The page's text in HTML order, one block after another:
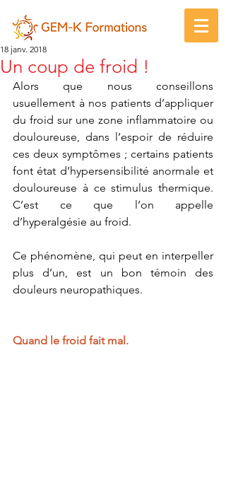
Un coup de froid !
18 janv. 2018
Alors que nous conseillons
usuellement à nos patients d’appliquer
du froid sur une zone inflammatoire ou
douloureuse, dans l’espoir de réduire
ces deux symptômes ; certains patients
font état d’hypersensibilité anormale et
douloureuse à ce stimulus thermique.
C’est ce que l’on appelle
d’hyperalgésie au froid.
Ce phénomène, qui peut en interpeller
plus d’un, est un bon témoin des
douleurs neuropathiques.
Quand le froid fait mal.